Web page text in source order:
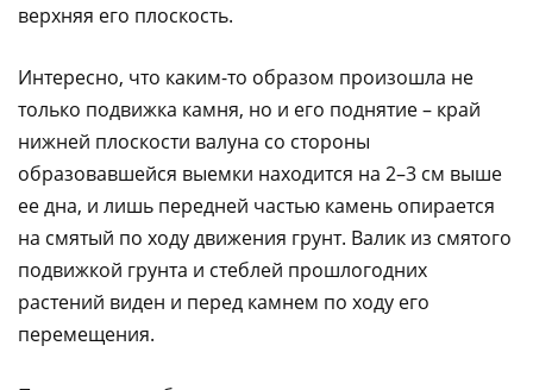
верхняя его плоскость.
Интересно, что каким-то образом произошла не
только подвижка камня, но и его поднятие – край
нижней плоскости валуна со стороны
образовавшейся выемки находится на 2–3 см выше
ее дна, и лишь передней частью камень опирается
на смятый по ходу движения грунт. Валик из смятого
подвижкой грунта и стеблей прошлогодних
растений виден и перед камнем по ходу его
перемещения.